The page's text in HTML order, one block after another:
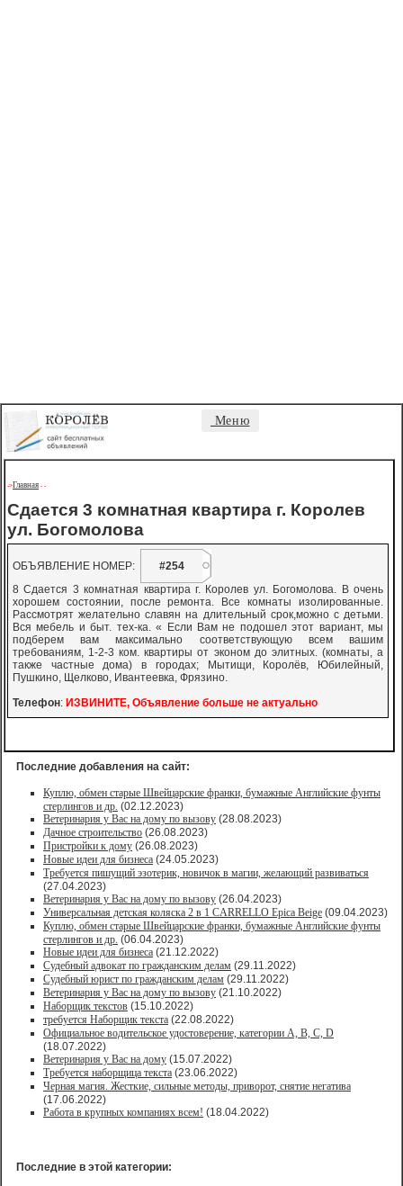
Меню
->Главная - -
Сдается 3 комнатная квартира г. Королев
ул. Богомолова
ОБЪЯВЛЕНИЕ НОМЕР:
#254
8 Сдается 3 комнатная квартира г. Королев ул. Богомолова. В очень
хорошем состоянии, после ремонта. Все комнаты изолированные.
Рассмотрят желательно славян на длительный срок,можно с детьми.
Вся мебель и быт. тех-ка. « Если Вам не подошел этот вариант, мы
подберем вам максимально соответствующую всем вашим
требованиям, 1-2-3 ком. квартиры от эконом до элитных. (комнаты, а
также частные дома) в городах; Мытищи, Королёв, Юбилейный,
Пушкино, Щелково, Ивантеевка, Фрязино.
Телефон: ИЗВИНИТЕ, Объявление больше не актуально
Последние добавления на сайт:
Куплю, обмен старые Швейцарские франки, бумажные Английские фунты
стерлингов и др. (02.12.2023)
Ветеринария у Вас на дому по вызову (28.08.2023)
Дачное строительство (26.08.2023)
Пристройки к дому (26.08.2023)
Новые идеи для бизнеса (24.05.2023)
Требуется пишущий эзотерик, новичок в магии, желающий развиваться
(27.04.2023)
Ветеринария у Вас на дому по вызову (26.04.2023)
Универсальная детская коляска 2 в 1 CARRELLO Epica Beige (09.04.2023)
Куплю, обмен старые Швейцарские франки, бумажные Английские фунты
стерлингов и др. (06.04.2023)
Новые идеи для бизнеса (21.12.2022)
Судебный адвокат по гражданским делам (29.11.2022)
Судебный юрист по гражданским делам (29.11.2022)
Ветеринария у Вас на дому по вызову (21.10.2022)
Наборщик текстов (15.10.2022)
требуется Наборщик текста (22.08.2022)
Официальное водительское удостоверение, категории A, B, C, D
(18.07.2022)
Ветеринария у Вас на дому (15.07.2022)
Требуется наборщица текста (23.06.2022)
Черная магия. Жесткие, сильные методы, приворот, снятие негатива
(17.06.2022)
Работа в крупных компаниях всем! (18.04.2022)
Последние в этой категории: